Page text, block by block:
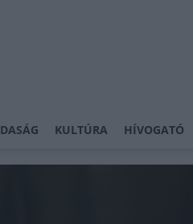
KULTÚRA HÍVOGATÓ